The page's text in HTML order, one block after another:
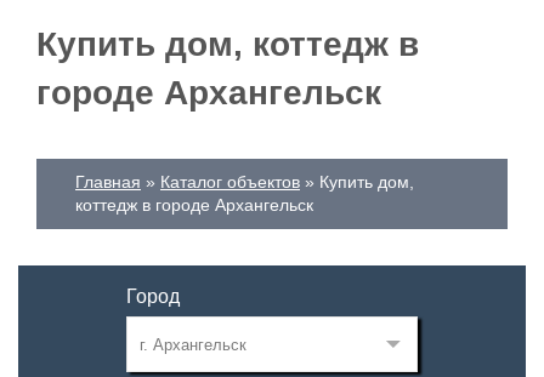
Купить дом, коттедж в
городе Архангельск
Главная Каталог объектов
Купить дом,
коттедж в городе Архангельск
Город